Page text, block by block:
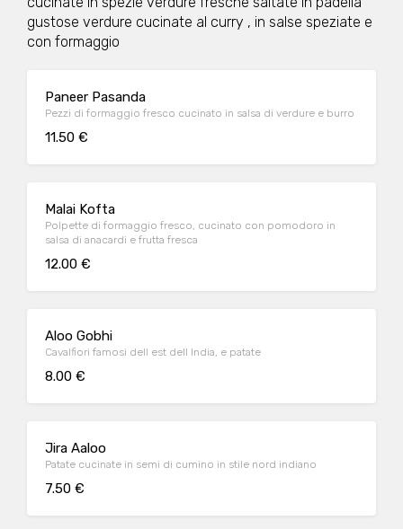
gustose verdure cucinate al curry , in salse speziate e
con formaggio
Paneer Pasanda
Pezzi di formaggio fresco cucinato in salsa di verdure e burro
11.50 €
Malai Kofta
Polpette di formaggio fresco, cucinato con pomodoro in
salsa di anacardi e frutta fresca
12.00 €
Aloo Gobhi
Cavalfiori famosi dell est dell India, e patate
8.00 €
Jira Aaloo
Patate cucinate in semi di cumino in stile nord indiano
7.50 €